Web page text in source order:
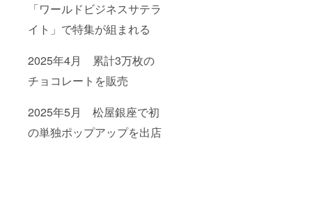
「ワールドビジネスサテラ
イト」で特集が組まれる
2025年4月 累計3万枚の
チョコレートを販売
2025年5月 松屋銀座で初
の単独ポップアップを出店